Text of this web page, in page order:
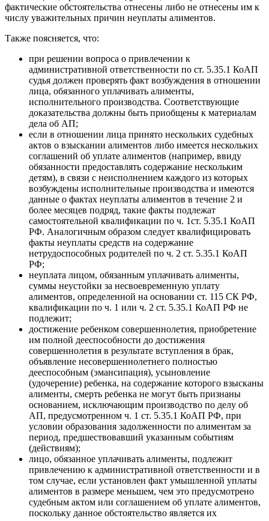
фактические обстоятельства отнесены либо не отнесены им к
числу уважительных причин неуплаты алиментов.
Также поясняется, что:
при решении вопроса о привлечении к
административной ответственности по ст. 5.35.1 КоАП
судья должен проверять факт возбуждения в отношении
лица, обязанного уплачивать алименты,
исполнительного производства. Соответствующие
доказательства должны быть приобщены к материалам
дела об АП;
если в отношении лица принято нескольких судебных
актов о взыскании алиментов либо имеется нескольких
соглашений об уплате алиментов (например, ввиду
обязанности предоставлять содержание нескольким
детям), в связи с неисполнением каждого из которых
возбуждены исполнительные производства и имеются
данные о фактах неуплаты алиментов в течение 2 и
более месяцев подряд, такие факты подлежат
самостоятельной квалификации по ч. 1ст. 5.35.1 КоАП
РФ. Аналогичным образом следует квалифицировать
факты неуплаты средств на содержание
нетрудоспособных родителей по ч. 2 ст. 5.35.1 КоАП
РФ;
неуплата лицом, обязанным уплачивать алименты,
суммы неустойки за несвоевременную уплату
алиментов, определенной на основании ст. 115 СК РФ,
квалификации по ч. 1 или ч. 2 ст. 5.35.1 КоАП РФ не
подлежит;
достижение ребенком совершеннолетия, приобретение
им полной дееспособности до достижения
совершеннолетия в результате вступления в брак,
объявление несовершеннолетнего полностью
дееспособным (эмансипация), усыновление
(удочерение) ребенка, на содержание которого взысканы
алименты, смерть ребенка не могут быть признаны
основанием, исключающим производство по делу об
АП, предусмотренном ч. 1 ст. 5.35.1 КоАП РФ, при
условии образования задолженности по алиментам за
период, предшествовавший указанным событиям
(действиям);
лицо, обязанное уплачивать алименты, подлежит
привлечению к административной ответственности и в
том случае, если установлен факт умышленной уплаты
алиментов в размере меньшем, чем это предусмотрено
судебным актом или соглашением об уплате алиментов,
поскольку данное обстоятельство является их